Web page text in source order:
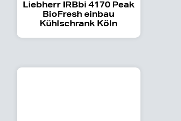
Liebherr IRBbi 4170 Peak
BioFresh einbau
Kühlschrank Köln